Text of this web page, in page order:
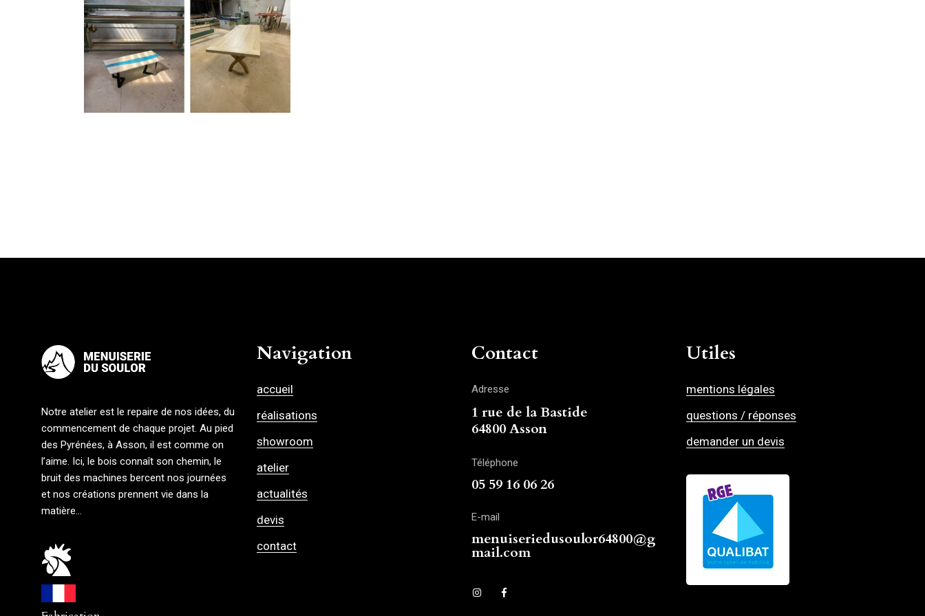
Notre atelier est le repaire de nos idées, du
commencement de chaque projet. Au pied
des Pyrénées, à Asson, il est comme on
l’aime. Ici, le bois connaît son chemin, le
bruit des machines bercent nos journées
et nos créations prennent vie dans la
matière…
Navigation
accueil
réalisations
showroom
atelier
actualités
devis
contact
Contact
Adresse
1 rue de la Bastide
64800 Asson
Téléphone
05 59 16 06 26
E-mail
menuiseriedusoulor64800@g
mail.com
Utiles
mentions légales
questions / réponses
demander un devis